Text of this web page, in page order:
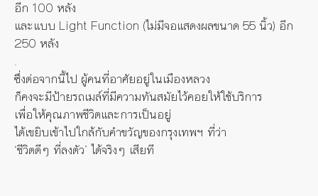
อีก 100 หลัง
และแบบ Light Function (ไม่มีจอแสดงผลขนาด 55 นิ้ว) อีก
250 หลัง
.
ซึ่งต่อจากนี้ไป ผู้คนที่อาศัยอยู่ในเมืองหลวง
ก็คงจะมีป้ายรถเมล์ที่มีความทันสมัยไว้คอยให้ใช้บริการ
เพื่อให้คุณภาพชีวิตและการเป็นอยู่
ได้เขยิบเข้าไปใกล้กับคำขวัญของกรุงเทพฯ ที่ว่า
‘ชีวิตดีๆ ที่ลงตัว’ ได้จริงๆ เสียที